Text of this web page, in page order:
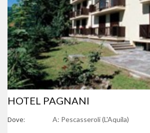
HOTEL PAGNANI
Dove: A: Pescasseroli (L'Aquila)